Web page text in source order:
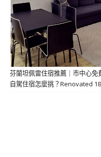
芬蘭坦佩雷住宿推薦｜市中心
自駕住宿怎麼挑？Renovated